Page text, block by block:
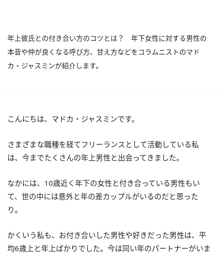
年上彼氏との付き合い方のコツとは？ 年下女性に対する男性の
本音や仲が良くなる呼び方、甘え方などをコラムニストのマド
カ・ジャスミンが紹介します。
こんにちは、マドカ・ジャスミンです。
さまざまな職種を経てフリーランスとして活動している私
は、今までたくさんの年上男性と出会ってきました。
なかには、10歳近く年下の女性と付き合っている男性もい
て、世の中には意外と年の差カップルがいるのだと思った
り。
かくいう私も、お付き合いした男性や好きだった男性は、平
均6歳上と年上ばかりでした。今は同い年のパートナーがいま